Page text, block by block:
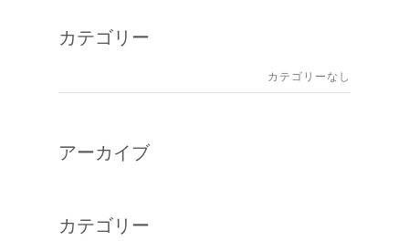
カテゴリー
カテゴリーなし
アーカイブ
カテゴリー